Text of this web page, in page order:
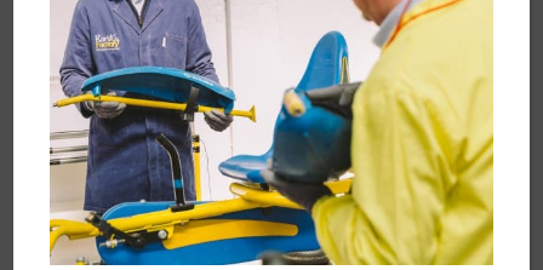
L’Integrazione tra Tecniche Lean e
Intelligenza Artificiale nel Sales:
vantaggi e opportunità